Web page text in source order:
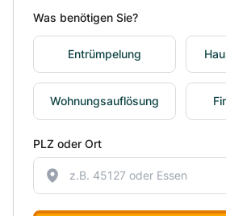
Was benötigen Sie?
Entrümpelung
Wohnungsauflösung
PLZ oder Ort